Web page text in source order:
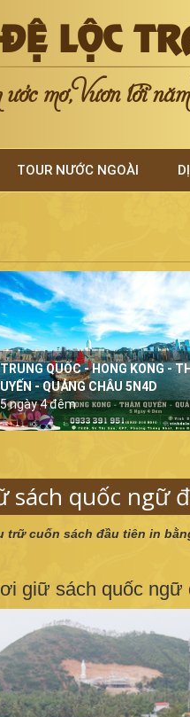
LỘC
mơ, Vươn tới
TOUR NƯỚC NGOÀI
TRUNG QUỐC - HONG KONG -
- QUẢNG CHÂU 5N4D
5 ngày 4 đêm
quốc ngữ
trữ cuốn sách đầu tiên in
giữ sách quốc ngữ